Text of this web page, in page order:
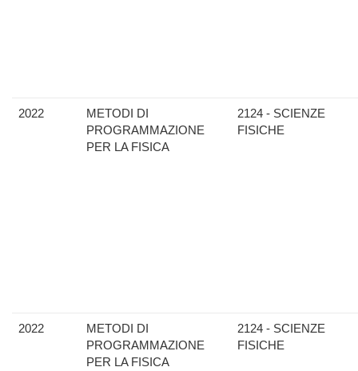
2022
METODI DI
PROGRAMMAZIONE
PER LA FISICA
2124 - SCIENZE
FISICHE
2022
METODI DI
PROGRAMMAZIONE
PER LA FISICA
2124 - SCIENZE
FISICHE